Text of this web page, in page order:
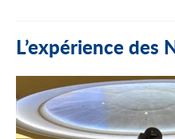
L’expérience des